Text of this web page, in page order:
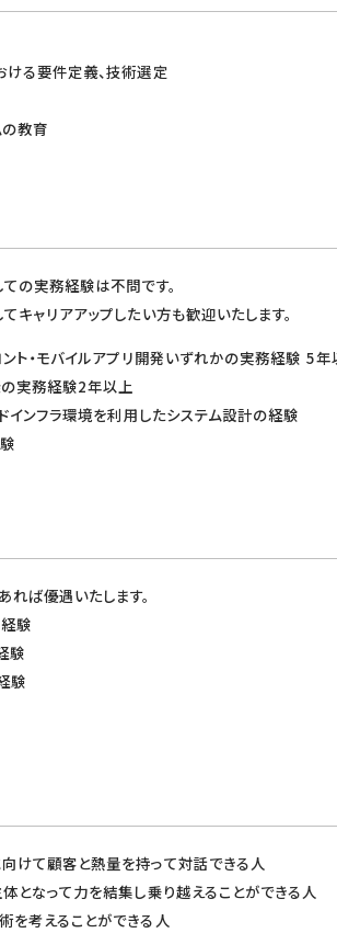
ける要件定義、技術選定
の教育
の実務経験は不問です。
キャリアアップしたい方も歓迎いたします。
ント・モバイルアプリ開発いずれかの実務経験 5年
実務経験2年以上
インフラ環境を利用したシステム設計の経験
ば優遇いたします。
験
験
験
けて顧客と熱量を持って対話できる人
体となって力を結集し乗り越えることができる人
を考えることができる人